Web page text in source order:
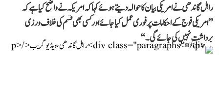
راہل گاندھی نے امریکی بیان کا حوالہ دیتے ہوئے کہا کہ امریکہ نے واضح کیا ہے کہ
’’امریکی فوج کے احکامات پر فوری عمل کیا جائے اور کسی بھی قسم کی خلاف ورزی
برداشت نہیں کی جائے گی۔‘‘